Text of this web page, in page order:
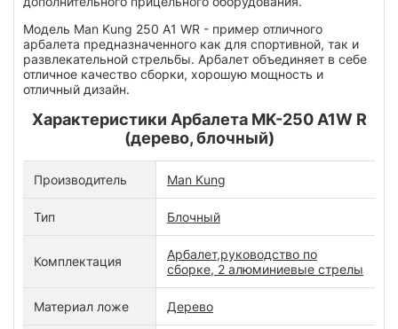
Модель Man Kung 250 A1 WR - пример отличного
арбалета предназначенного как для спортивной, так и
развлекательной стрельбы. Арбалет объединяет в себе
отличное качество сборки, хорошую мощность и
отличный дизайн.
Характеристики Арбалета MK-250 A1W R
(дерево, блочный)
Производитель Man Kung
Тип Блочный
Комплектация
Арбалет,руководство по
сборке, 2 алюминиевые стрелы
Материал ложе Дерево